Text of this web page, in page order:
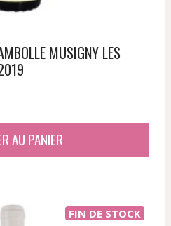
MUSIGNY LES
AU PANIER
FIN DE STOCK